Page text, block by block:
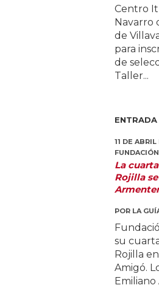
Centro
Navarro
de
para
de
Taller...
ENTRADA
11 DE
La
Rojilla
POR LA
su
Rojilla
Amigó.